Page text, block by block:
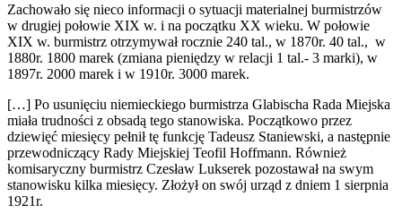
Zachowało się nieco informacji o sytuacji materialnej burmistrzów
w drugiej połowie XIX w. i na początku XX wieku. W połowie
XIX w. burmistrz otrzymywał rocznie 240 tal., w 1870r. 40 tal., w
1880r. 1800 marek (zmiana pieniędzy w relacji 1 tal.- 3 marki), w
1897r. 2000 marek i w 1910r. 3000 marek.
[…] Po usunięciu niemieckiego burmistrza Glabischa Rada Miejska
miała trudności z obsadą tego stanowiska. Początkowo przez
dziewięć miesięcy pełnił tę funkcję Tadeusz Staniewski, a następnie
przewodniczący Rady Miejskiej Teofil Hoffmann. Również
komisaryczny burmistrz Czesław Lukserek pozostawał na swym
stanowisku kilka miesięcy. Złożył on swój urząd z dniem 1 sierpnia
1921r.